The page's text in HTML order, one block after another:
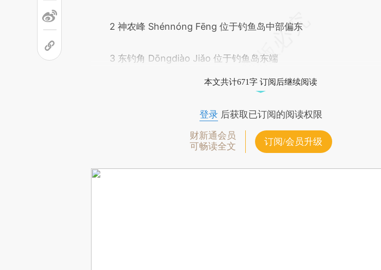
2 神农峰 Shénnóng Fēng 位于钓鱼岛中部偏东
3 东钓角 Dōngdiào Jiǎo 位于钓鱼岛东端
本文共计671字 订阅后继续阅读
登录后获取已订阅的阅读权限
财新通会员
可畅读全文
订阅/会员升级